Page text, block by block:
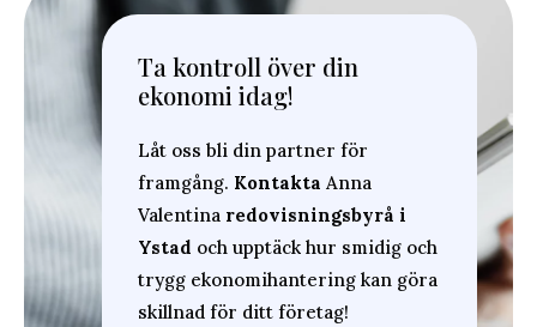
Ta kontroll över din
ekonomi idag!
Låt oss bli din partner för
framgång. Kontakta Anna
Valentina redovisningsbyrå i
Ystad och upptäck hur smidig och
trygg ekonomihantering kan göra
skillnad för ditt företag!